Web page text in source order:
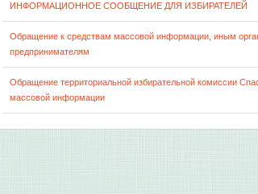
ИНФОРМАЦИОННОЕ СООБЩЕНИЕ ДЛЯ ИЗБИРАТЕЛЕЙ
Обращение к средствам массовой информации, иным
предпринимателям
Обращение территориальной избирательной комиссии
массовой информации